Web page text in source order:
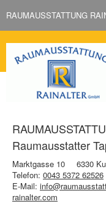
RAUMAUSSTATTUNG
Raumausstatter
Marktgasse 10
6330
Telefon: 0043 5372 62526
E-Mail:
rainalter.com